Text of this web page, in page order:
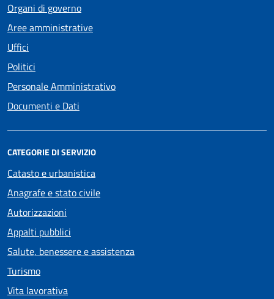
Organi di governo
Aree amministrative
Uffici
Politici
Personale Amministrativo
Documenti e Dati
CATEGORIE DI SERVIZIO
Catasto e urbanistica
Anagrafe e stato civile
Autorizzazioni
Appalti pubblici
Salute, benessere e assistenza
Turismo
Vita lavorativa